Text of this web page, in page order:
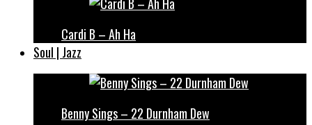
Cardi B – Ah Ha
Soul | Jazz
Benny Sings – 22 Durnham Dew